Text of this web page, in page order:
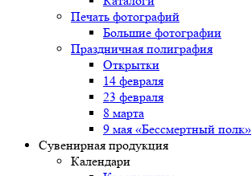
Печать фотографий
Большие фотографии
Праздничная полиграфия
Открытки
14 февраля
23 февраля
8 марта
9 мая «Бессмертный полк»
Сувенирная продукция
Календари